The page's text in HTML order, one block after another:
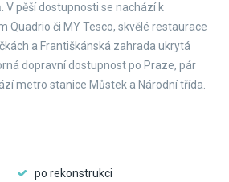
V pěší dostupnosti se nachází k
Quadrio či MY Tesco, skvělé restaurace
a Františkánská zahrada ukrytá
dopravní dostupnost po Praze, pár
metro stanice Můstek a Národní třída.
po rekonstrukci